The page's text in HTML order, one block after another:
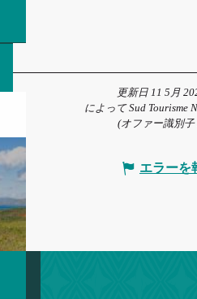
更新日 11 5月
によって Sud Tourisme
(オファー識別子
エラーを